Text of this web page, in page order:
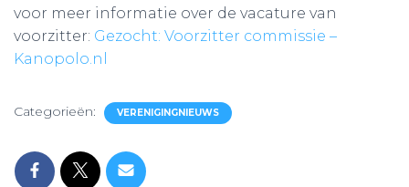
voor meer informatie over de vacature van
voorzitter: Gezocht: Voorzitter commissie –
Kanopolo.nl
Categorieën: VERENIGINGNIEUWS